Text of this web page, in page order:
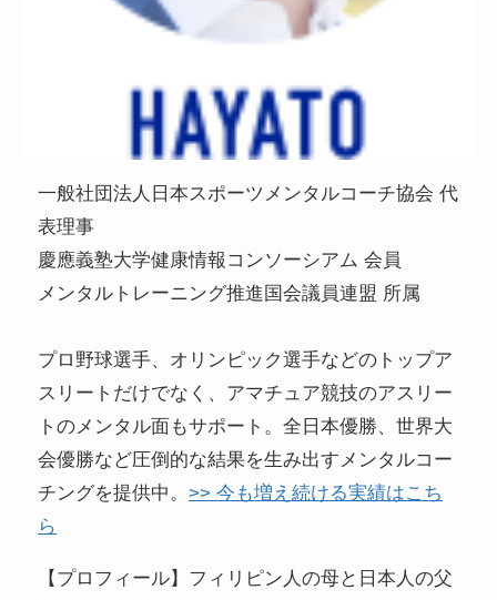
一般社団法人日本スポーツメンタルコーチ協会 代
表理事
慶應義塾大学健康情報コンソーシアム 会員
メンタルトレーニング推進国会議員連盟 所属
プロ野球選手、オリンピック選手などのトップア
スリートだけでなく、アマチュア競技のアスリー
トのメンタル面もサポート。全日本優勝、世界大
会優勝など圧倒的な結果を生み出すメンタルコー
チングを提供中。>> 今も増え続ける実績はこち
ら
【プロフィール】フィリピン人の母と日本人の父